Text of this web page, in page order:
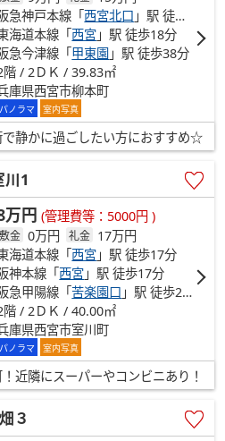
急神戸本線「西宮北口 」駅 徒歩18分
海道本線「西宮 」駅 徒歩18分
急今津線「 甲東園 」駅 徒歩38分
階 / 2ＤＫ / 39.83㎡
庫県西宮市柳本町
パノラマ 室内写真
静かに過ごしたい方におすすめ☆
川1
万円 (管理費等：5000円 )
敷金 0万円 礼金 17万円
海道本線「西宮 」駅 徒歩17分
神本線「西宮 」駅 徒歩17分
急甲陽線「苦楽園口 」駅 徒歩21分
階 / 2ＤＫ / 40.00㎡
庫県西宮市室川町
パノラマ 室内写真
近隣にスーパーやコンビニあり！
３